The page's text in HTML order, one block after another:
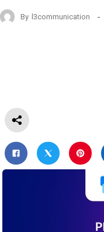
By l3communication